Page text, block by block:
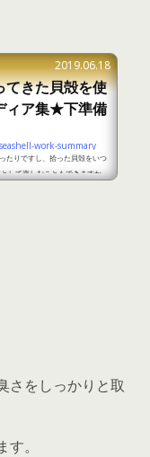
2019.06.18
てきた貝殻を使
ィア集★下準備
work-summary
たりですし、拾った貝殻をいつ
して楽しむこともできますか
さをしっかりと取
。